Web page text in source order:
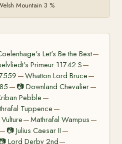
Mountain 3 %
Let's Be the Best—
Primeur 11742 S—
—Whatton Lord Bruce—
— 📷Downland Chevalier—
Pebble —
Tuppence —
—Mathrafal Wampus —
— 📷Julius Caesar II —
Lord Derby 2nd—